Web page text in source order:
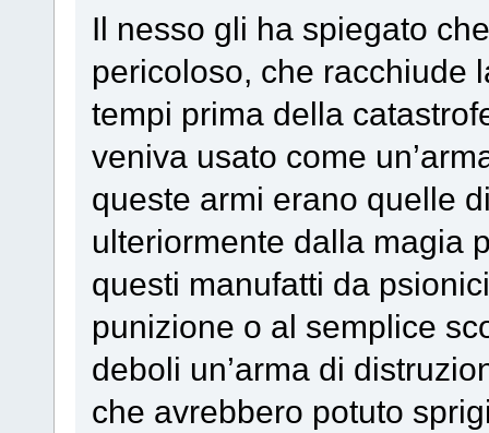
Il nesso gli ha spiegato
pericoloso, che racchiude
tempi prima della
veniva usato come
queste armi erano quelle
ulteriormente dalla magia
questi manufatti da
punizione o al semplice
deboli un’arma di
che avrebbero potuto